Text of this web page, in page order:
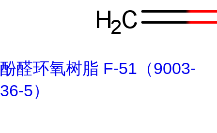
酚醛环氧树脂 F-51（9003-
36-5）